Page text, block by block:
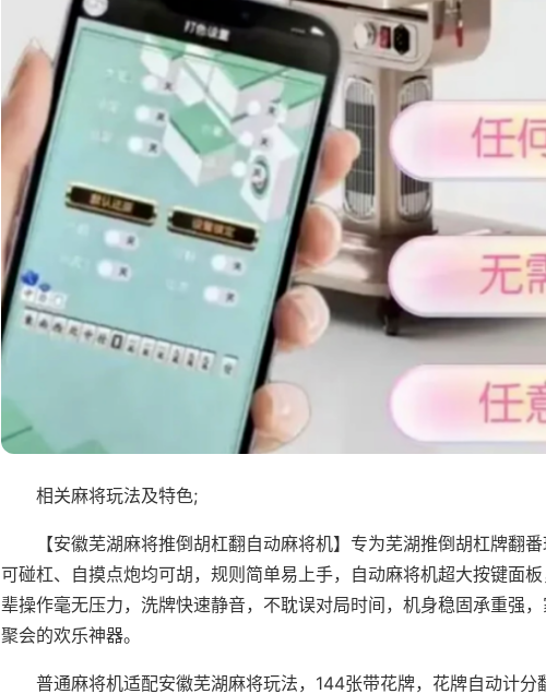
相关麻将玩法及特色;
【安徽芜湖麻将推倒胡杠翻自动麻将机】专为芜湖推倒胡杠牌翻
可碰杠、自摸点炮均可胡，规则简单易上手，自动麻将机超大按键面
辈操作毫无压力，洗牌快速静音，不耽误对局时间，机身稳固承重强
聚会的欢乐神器。
普通麻将机适配安徽芜湖麻将玩法，144张带花牌，花牌自动计分